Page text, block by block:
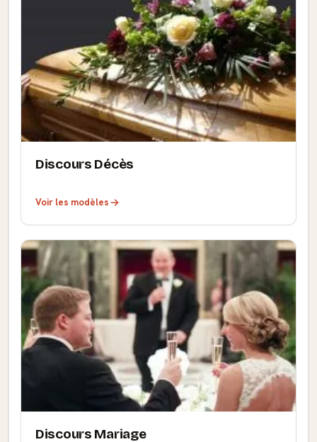
Discours Décès
Voir les modèles
Discours Mariage